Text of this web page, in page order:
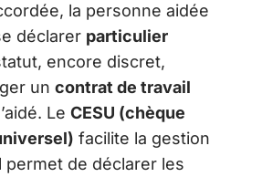
la personne aidée
déclarer particulier
encore discret,
un contrat de travail
Le CESU (chèque
facilite la gestion
permet de déclarer les